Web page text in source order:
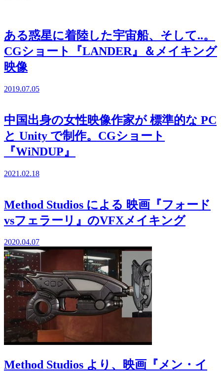
ある惑星に着陸した宇宙船、そして..。
CGショート『LANDER』＆メイキング
映像
2019.07.05
中国出身の女性映像作家が 標準的な PC
と Unity で制作。CGショート
『WiNDUP』
2021.02.18
Method Studios による 映画『フォード
vsフェラーリ』のVFXメイキング
2020.04.07
Method Studios より、映画『メン・イ